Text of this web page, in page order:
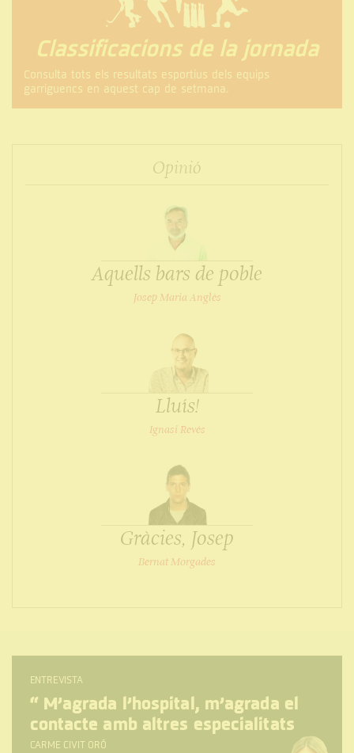
Classificacions de la jornada
Consulta tots els resultats esportius dels equips
garriguencs en aquest cap de setmana.
Opinió
Aquells bars de poble
Josep Maria Anglès
Lluís!
Ignasi Revés
Gràcies, Josep
Bernat Morgades
ENTREVISTA
“ M’agrada l’hospital, m’agrada el
contacte amb altres especialitats
CARME CIVIT ORÓ